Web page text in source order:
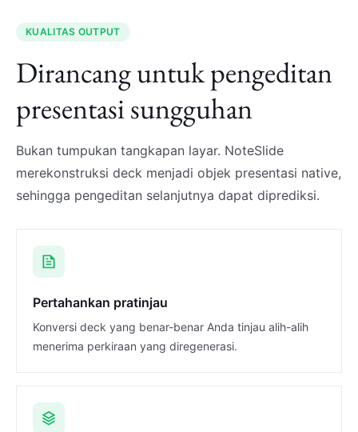
KUALITAS OUTPUT
Dirancang untuk pengeditan
presentasi sungguhan
Bukan tumpukan tangkapan layar. NoteSlide
merekonstruksi deck menjadi objek presentasi native,
sehingga pengeditan selanjutnya dapat diprediksi.
Pertahankan pratinjau
Konversi deck yang benar-benar Anda tinjau alih-alih
menerima perkiraan yang diregenerasi.